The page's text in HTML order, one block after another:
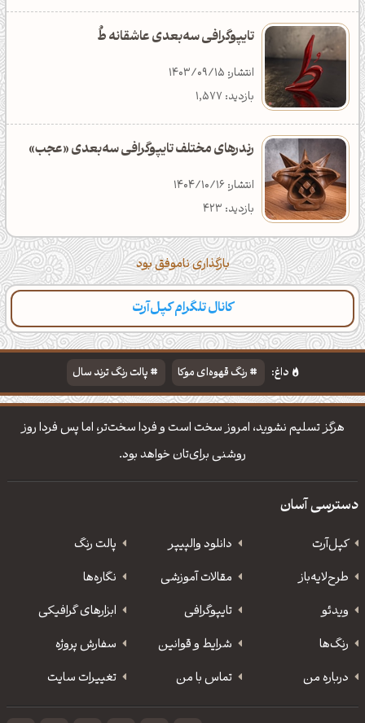
تایپوگرافی سه‌بعدی عاشقانه طُ
انتشار: 1403/09/15
بازدید: 1,577
رندرهای مختلف تایپوگرافی سه‌بعدی «عجب»
انتشار: 1404/10/16
بازدید: 423
بارگذاری ناموفق بود
کانال تلگرام کپل‌آرت
دسته‌بندی مطالب تازه تایپوگرافی پالت‌ها
داغ: رنگ قهوه‌ای موکا
پالت رنگ ترند سال
دانلود والپیپر مذهبی
تایپوگرافی شعر مولانا
هرگز تسلیم نشوید، امروز سخت است و فردا سخت‌تر، اما پس فردا روز
روشنی برای‌تان خواهد بود.
دسترسی آسان
کپل‌آرت دانلود‌ والپیپر
پالت رنگ
طرح‌لایه‌باز
مقالات آموزشی
نگاره‌ها
ویدئو
‌تایپوگرافی
ابزارهای گرافیکی
رنگ‌ها
شرایط و قوانین
سفارش پروژه
درباره من
تماس با من تغییرات سایت